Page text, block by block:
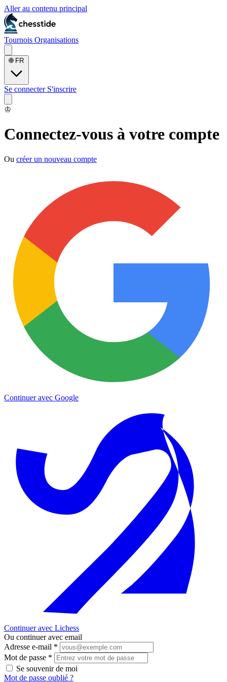
Aller au contenu principal
Tournois Organisations
🌐 FR
Se connecter S'inscrire
♔
Connectez-vous à votre compte
Ou créer un nouveau compte
Continuer avec Google
Continuer avec Lichess
Ou continuer avec email
Adresse e-mail *
Mot de passe *
Se souvenir de moi
Mot de passe oublié ?